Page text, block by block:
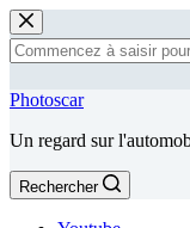
Passer
au
contenu
Aucun
Photoscar
Un regard sur
Rechercher